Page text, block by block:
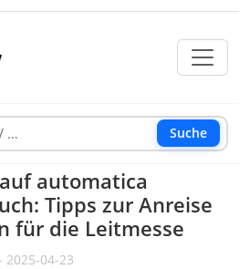
Suche
automatica
Tipps zur Anreise
für die Leitmesse
2025-04-23